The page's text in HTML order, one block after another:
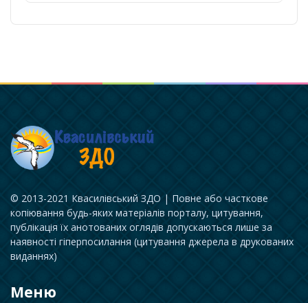
© 2013-2021 Квасилівський ЗДО | Повне або часткове
копіювання будь-яких матеріалів порталу, цитування,
публікація їх анотованих оглядів допускаються лише за
наявності гіперпосилання (цитування джерела в друкованих
виданнях)
Меню